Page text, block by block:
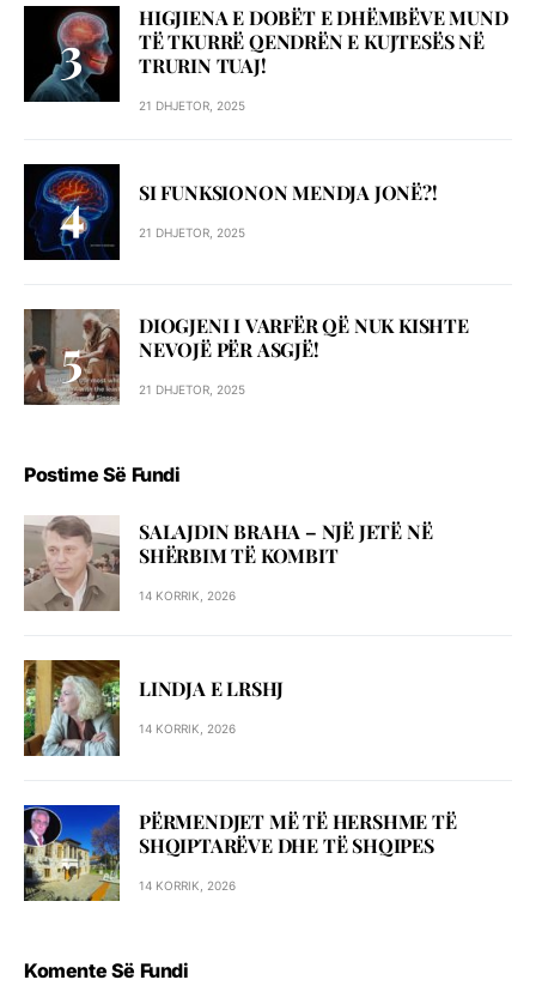
HIGJIENA E DOBËT E DHËMBËVE MUND
TË TKURRË QENDRËN E KUJTESËS NË
TRURIN TUAJ!
21 DHJETOR, 2025
SI FUNKSIONON MENDJA JONË?!
21 DHJETOR, 2025
DIOGJENI I VARFËR QË NUK KISHTE
NEVOJË PËR ASGJË!
21 DHJETOR, 2025
Postime Së Fundi
SALAJDIN BRAHA – NJЁ JETЁ NЁ
SHЁRBIM TЁ KOMBIT
14 KORRIK, 2026
LINDJA E LRSHJ
14 KORRIK, 2026
PËRMENDJET MË TË HERSHME TË
SHQIPTARËVE DHE TË SHQIPES
14 KORRIK, 2026
Komente Së Fundi